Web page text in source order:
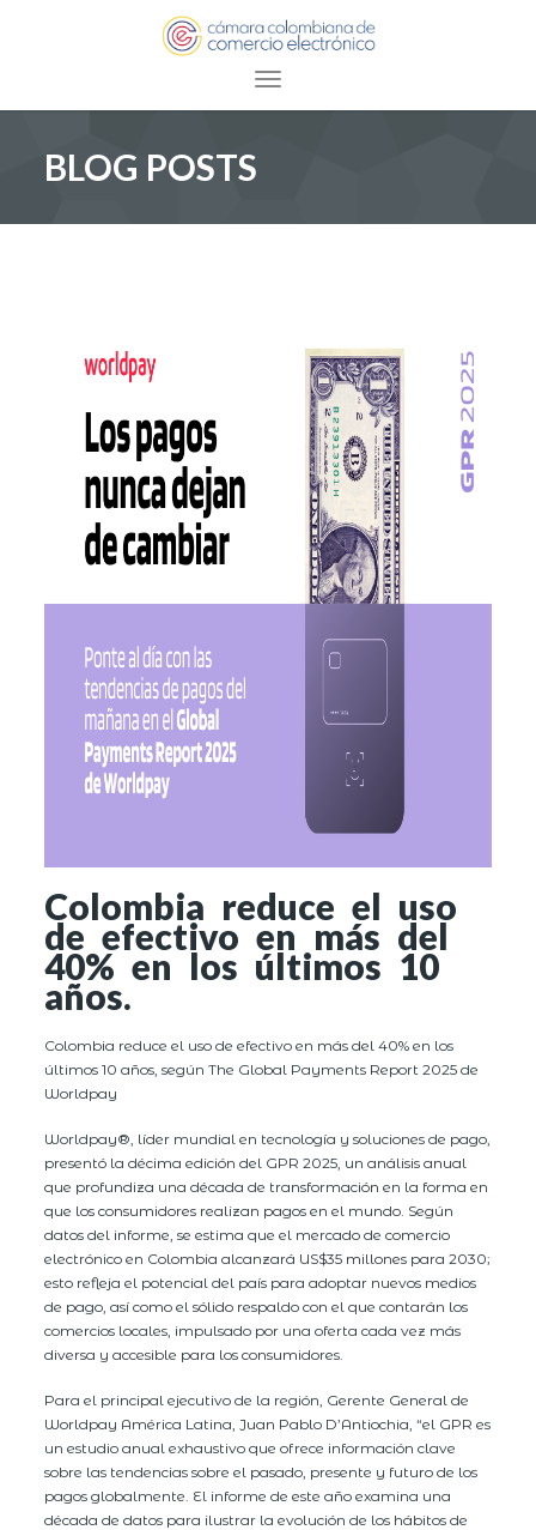
Toggle navigation
BLOG POSTS
Colombia reduce el uso
de efectivo en más del
40% en los últimos 10
años.
Colombia reduce el uso de efectivo en más del 40% en los
últimos 10 años, según The Global Payments Report 2025 de
Worldpay
Worldpay®, líder mundial en tecnología y soluciones de pago,
presentó la décima edición del GPR 2025, un análisis anual
que profundiza una década de transformación en la forma en
que los consumidores realizan pagos en el mundo. Según
datos del informe, se estima que el mercado de comercio
electrónico en Colombia alcanzará US$35 millones para 2030;
esto refleja el potencial del país para adoptar nuevos medios
de pago, así como el sólido respaldo con el que contarán los
comercios locales, impulsado por una oferta cada vez más
diversa y accesible para los consumidores.
Para el principal ejecutivo de la región, Gerente General de
Worldpay América Latina, Juan Pablo D’Antiochia, “el GPR es
un estudio anual exhaustivo que ofrece información clave
sobre las tendencias sobre el pasado, presente y futuro de los
pagos globalmente. El informe de este año examina una
década de datos para ilustrar la evolución de los hábitos de